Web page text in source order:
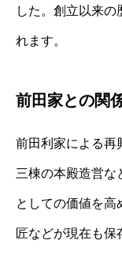
した。創立以来の
れます。
前田家との関
前田利家による再
三棟の本殿造営な
としての価値を高
匠などが現在も保